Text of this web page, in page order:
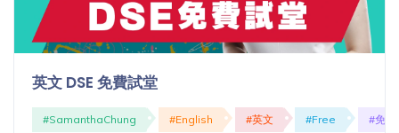
英文 DSE 免費試堂
#SamanthaChung #English #英文 #Free #免費